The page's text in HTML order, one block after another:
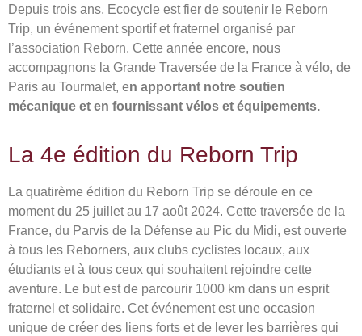
Depuis trois ans, Ecocycle est fier de soutenir le Reborn
Trip, un événement sportif et fraternel organisé par
l’association Reborn. Cette année encore, nous
accompagnons la Grande Traversée de la France à vélo, de
Paris au Tourmalet, en apportant notre soutien
mécanique et en fournissant vélos et équipements.
La 4e édition du Reborn Trip
La quatirème édition du Reborn Trip se déroule en ce
moment du 25 juillet au 17 août 2024. Cette traversée de la
France, du Parvis de la Défense au Pic du Midi, est ouverte
à tous les Reborners, aux clubs cyclistes locaux, aux
étudiants et à tous ceux qui souhaitent rejoindre cette
aventure. Le but est de parcourir 1000 km dans un esprit
fraternel et solidaire. Cet événement est une occasion
unique de créer des liens forts et de lever les barrières qui